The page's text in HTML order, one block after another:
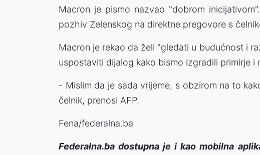
Macron je pismo nazvao "dobrom
pozhiv Zelenskog na direktne pregovore s
Macron je rekao da želi "gledati u budućnost i
uspostaviti dijalog kako bismo izgradili primirje i
- Mislim da je sada vrijeme, s obzirom na to
čelnik, prenosi AFP.
Fena/federalna.ba
Federalna.ba dostupna je i kao mobilna